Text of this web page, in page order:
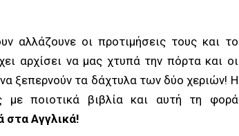
αλλάζουνε οι προτιμήσεις τους και το
αρχίσει να μας χτυπά την πόρτα και οι
ξεπερνούν τα δάχτυλα των δύο χεριών! Η
με ποιοτικά βιβλία και αυτή τη φορά
στα Αγγλικά!